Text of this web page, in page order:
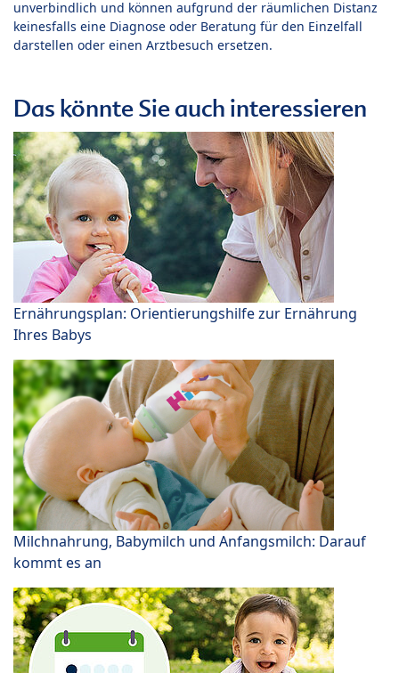
unverbindlich und können aufgrund der räumlichen Distanz
keinesfalls eine Diagnose oder Beratung für den Einzelfall
darstellen oder einen Arztbesuch ersetzen.
Das könnte Sie auch interessieren
Ernährungsplan: Orientierungshilfe zur Ernährung
Ihres Babys
Milchnahrung, Babymilch und Anfangsmilch: Darauf
kommt es an